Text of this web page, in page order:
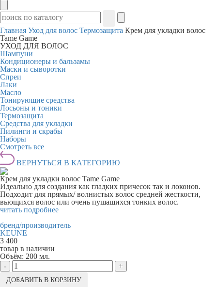
Главная Уход для волос Термозащита Крем для укладки волос
Tame Game
УХОД ДЛЯ ВОЛОС
Шампуни
Кондиционеры и бальзамы
Маски и сыворотки
Спреи
Лаки
Масло
Тонирующие средства
Лосьоны и тоники
Термозащита
Средства для укладки
Пилинги и скрабы
Наборы
Смотреть все
ВЕРНУТЬСЯ В КАТЕГОРИЮ
Крем для укладки волос Tame Game
Идеально для создания как гладких причесок так и локонов.
Подходит для прямых/ волнистых волос средней жесткости,
вьющихся волос или очень пушащихся тонких волос.
читать подробнее
бренд/производитель
KEUNE
3 400
товар в наличии
Объём: 200 мл.
-
+
ДОБАВИТЬ В КОРЗИНУ